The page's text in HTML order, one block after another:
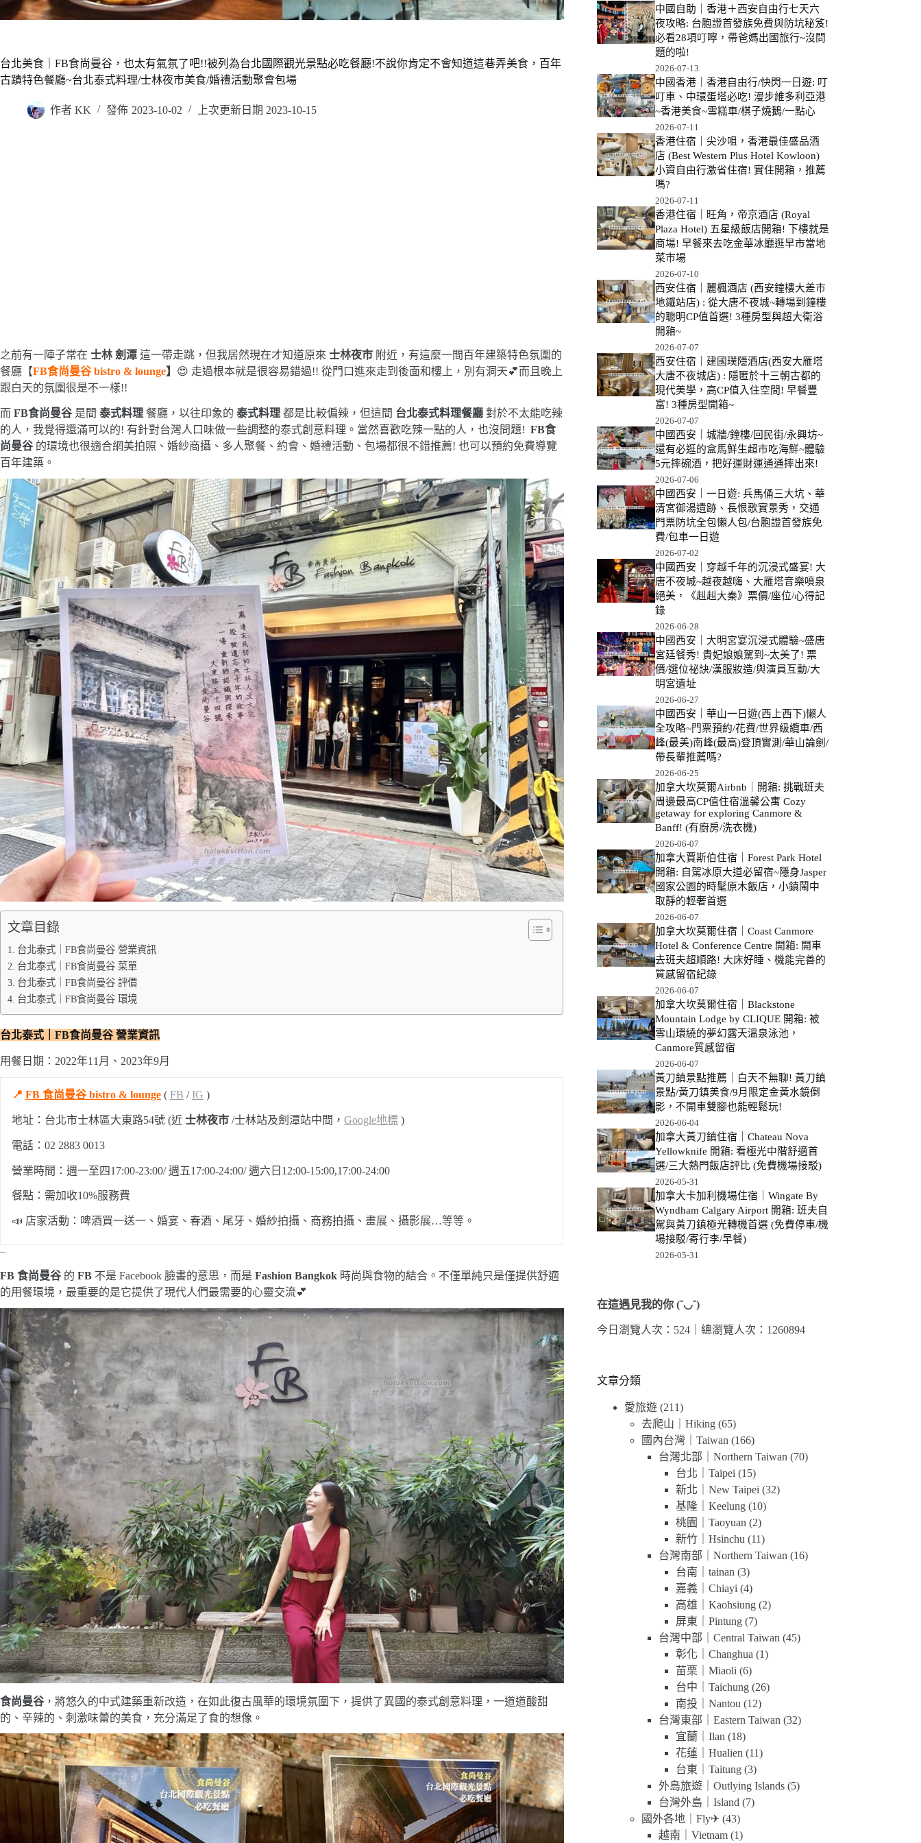
台北美食｜FB食尚曼谷，也太有氣氛了吧!!被列為台北國際觀光景點必吃餐廳!不說你肯定不會知道這巷弄美食，百年
古蹟特色餐廳~台北泰式料理/士林夜市美食/婚禮活動聚會包場
作者 KK 發佈 2023-10-02 上次更新日期 2023-10-15
之前有一陣子常在 士林 劍潭 這一帶走跳，但我居然現在才知道原來 士林夜市 附近，有這麼一間百年建築特色氛圍的
餐廳【FB食尚曼谷 bistro & lounge】 😍 走過根本就是很容易錯過!! 從門口進來走到後面和樓上，別有洞天💕而且晚上
跟白天的氛圍很是不一樣!!
而 FB食尚曼谷 是間 泰式料理 餐廳，以往印象的 泰式料理 都是比較偏辣，但這間 台北泰式料理餐廳 對於不太能吃辣
的人，我覺得還滿可以的! 有針對台灣人口味做一些調整的泰式創意料理。當然喜歡吃辣一點的人，也沒問題! FB食
尚曼谷 的環境也很適合網美拍照、婚紗商攝、多人聚餐、約會、婚禮活動、包場都很不錯推薦! 也可以預約免費導覽
百年建築。
文章目錄
台北泰式｜FB食尚曼谷 營業資訊
台北泰式｜FB食尚曼谷 菜單
台北泰式｜FB食尚曼谷 評價
台北泰式｜FB食尚曼谷 環境
台北泰式｜FB食尚曼谷營業資訊
用餐日期：2022年11月、2023年9月
📍 FB 食尚曼谷 bistro & lounge ( FB / IG )
地址：台北市士林區大東路54號 (近 士林夜市 /士林站及劍潭站中間， Google地標 )
電話：02 2883 0013
營業時間：週一至四17:00-23:00/ 週五17:00-24:00/ 週六日12:00-15:00,17:00-24:00
餐點：需加收10%服務費
📣 店家活動：啤酒買一送一、婚宴、春酒、尾牙、婚紗拍攝、商務拍攝、畫展、攝影展…等等。
–
FB 食尚曼谷 的 FB 不是 Facebook 臉書的意思，而是 Fashion Bangkok 時尚與食物的結合。不僅單純只是僅提供舒適
的用餐環境，最重要的是它提供了現代人們最需要的心靈交流💕
食尚曼谷 ，將悠久的中式建築重新改造，在如此復古風華的環境氛圍下，提供了異國的泰式創意料理，一道道酸甜
的、辛辣的、刺激味蕾的美食，充分滿足了食的想像。
中國自助｜香港＋西安自由行七天六
夜攻略: 台胞證首發族免費與防坑秘笈!
必看28項叮嚀，帶爸媽出國旅行~沒問
題的啦!
2026-07-13
中國香港｜香港自由行/快閃一日遊: 叮
叮車、中環蛋塔必吃! 漫步維多利亞港
~香港美食~雪糕車/棋子燒鵝/一點心
2026-07-11
香港住宿｜尖沙咀，香港最佳盛品酒
店 (Best Western Plus Hotel Kowloon)
小資自由行激省住宿! 實住開箱，推薦
嗎?
2026-07-11
香港住宿｜旺角，帝京酒店 (Royal
Plaza Hotel) 五星級飯店開箱! 下樓就是
商場! 早餐來去吃金華冰廳逛早市當地
菜市場
2026-07-10
西安住宿｜麗楓酒店 (西安鐘樓大差市
地鐵站店) : 從大唐不夜城~轉場到鐘樓
的聰明CP值首選! 3種房型與超大衛浴
開箱~
2026-07-07
西安住宿｜建國璞隱酒店(西安大雁塔
大唐不夜城店) : 隱匿於十三朝古都的
現代美學，高CP值入住空間! 早餐豐
富! 3種房型開箱~
2026-07-07
中國西安｜城牆/鐘樓/回民街/永興坊~
還有必逛的盒馬鮮生超市吃海鮮~體驗
5元摔碗酒，把好運財運通通摔出來!
2026-07-06
中國西安｜一日遊: 兵馬俑三大坑、華
清宮御湯遺跡、長恨歌實景秀，交通
門票防坑全包懶人包/台胞證首發族免
費/包車一日遊
2026-07-02
中國西安｜穿越千年的沉浸式盛宴! 大
唐不夜城~越夜越嗨、大雁塔音樂噴泉
絕美，《赳赳大秦》票價/座位/心得記
錄
2026-06-28
中國西安｜大明宮宴沉浸式體驗~盛唐
宮廷餐秀! 貴妃娘娘駕到~太美了! 票
價/選位祕訣/漢服妝造/與演員互動/大
明宮遺址
2026-06-27
中國西安｜華山一日遊(西上西下)懶人
全攻略~門票預約/花費/世界級纜車/西
峰(最美)南峰(最高)登頂實測/華山論劍/
帶長輩推薦嗎?
2026-06-25
加拿大坎莫爾Airbnb｜開箱: 挑戰班夫
周邊最高CP值住宿溫馨公寓 Cozy
getaway for exploring Canmore &
Banff! (有廚房/洗衣機)
2026-06-07
加拿大賈斯伯住宿｜Forest Park Hotel
開箱: 自駕冰原大道必留宿~隱身Jasper
國家公園的時髦原木飯店，小鎮鬧中
取靜的輕奢首選
2026-06-07
加拿大坎莫爾住宿｜Coast Canmore
Hotel & Conference Centre 開箱: 開車
去班夫超順路! 大床好睡、機能完善的
質感留宿紀錄
2026-06-07
加拿大坎莫爾住宿｜Blackstone
Mountain Lodge by CLIQUE 開箱: 被
雪山環繞的夢幻露天溫泉泳池，
Canmore質感留宿
2026-06-07
黃刀鎮景點推薦｜白天不無聊! 黃刀鎮
景點/黃刀鎮美食/9月限定金黃水鏡倒
影，不開車雙腳也能輕鬆玩!
2026-06-04
加拿大黃刀鎮住宿｜Chateau Nova
Yellowknife 開箱: 看極光中階舒適首
選/三大熱門飯店評比 (免費機場接駁)
2026-05-31
加拿大卡加利機場住宿｜Wingate By
Wyndham Calgary Airport 開箱: 班夫自
駕與黃刀鎮極光轉機首選 (免費停車/機
場接駁/寄行李/早餐)
2026-05-31
在這遇見我的你 (˘◡˘)
今日瀏覽人次：524｜ 總瀏覽人次：1260894
文章分類
愛旅遊(211)
去爬山｜Hiking(65)
國內台灣｜Taiwan (166)
台灣北部｜Northern Taiwan (70)
台北｜Taipei (15)
新北｜New Taipei (32)
基隆｜Keelung(10)
桃園｜Taoyuan (2)
新竹｜Hsinchu (11)
台灣南部｜Northern Taiwan (16)
台南｜tainan (3)
嘉義｜Chiayi (4)
高雄｜Kaohsiung(2)
屏東｜Pintung(7)
台灣中部｜Central Taiwan (45)
彰化｜Changhua (1)
苗栗｜Miaoli (6)
台中｜Taichung(26)
南投｜Nantou (12)
台灣東部｜Eastern Taiwan (32)
宜蘭｜Ilan (18)
花蓮｜Hualien (11)
台東｜Taitung(3)
外島旅遊｜Outlying Islands(5)
台灣外島｜Island (7)
國外各地｜Fly✈(43)
越南｜Vietnam(1)